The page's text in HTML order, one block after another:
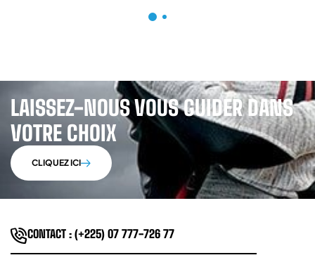
LAISSEZ-NOUS VOUS GUIDER DANS
VOTRE CHOIX
CLIQUEZ ICI
CONTACT : (+225) 07 777-726 77